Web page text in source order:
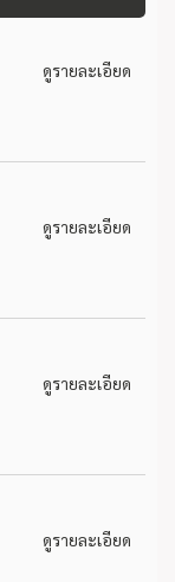
ดูรายละเอียด
ดูรายละเอียด
ดูรายละเอียด
ดูรายละเอียด